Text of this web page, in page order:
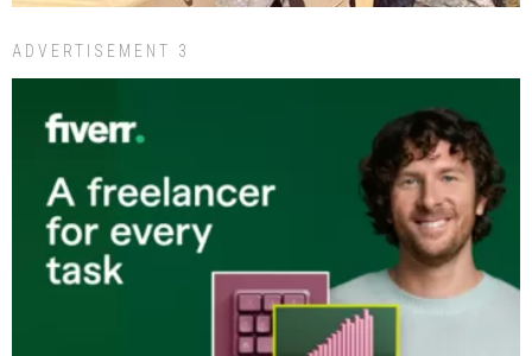
ADVERTISEMENT 3